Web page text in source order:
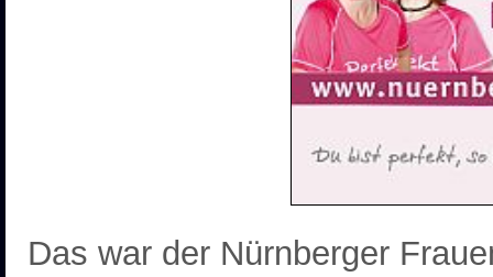
Das war der Nürnberger